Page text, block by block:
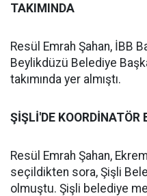
TAKIMINDA
Resül Emrah Şahan, İBB
Beylikdüzü Belediye
takımında yer almıştı.
ŞİŞLİ'DE KOORDİNATÖR
Resül Emrah Şahan,
seçildikten sora, Şişli
olmuştu. Şişli belediye